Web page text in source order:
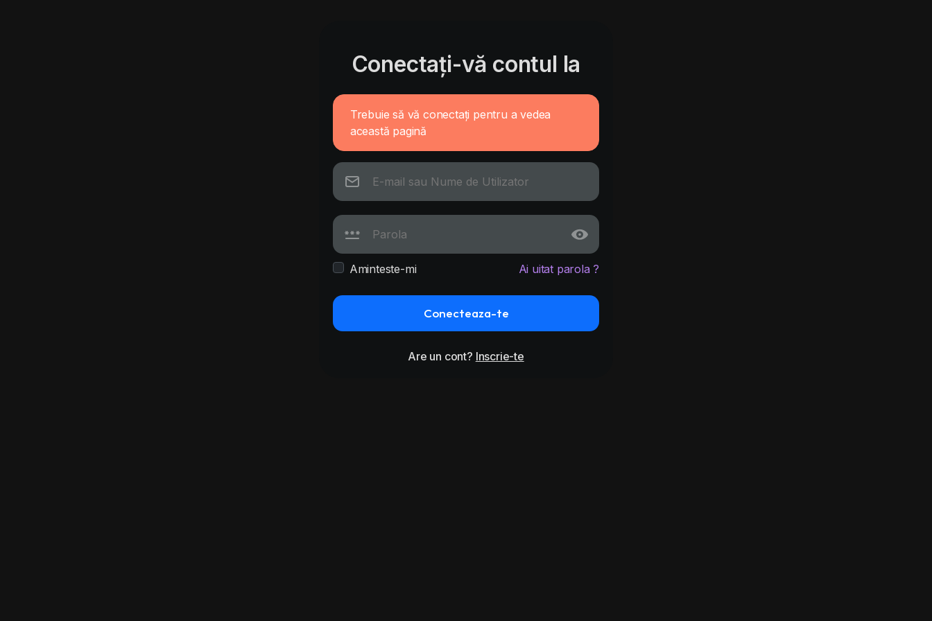
Conectați-vă contul la
Trebuie să vă conectați pentru a vedea
această pagină
Aminteste-mi Ai uitat parola ?
Conecteaza-te
Are un cont? Inscrie-te